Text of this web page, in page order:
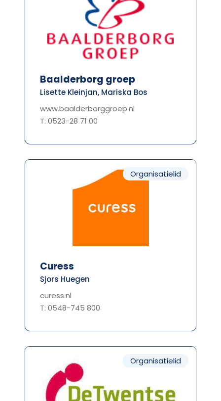
Baalderborg groep
Lisette Kleinjan, Mariska Bos
www.baalderborggroep.nl
T: 0523-28 71 00
Organisatielid
Curess
Sjors Huegen
curess.nl
T: 0548-745 800
Organisatielid